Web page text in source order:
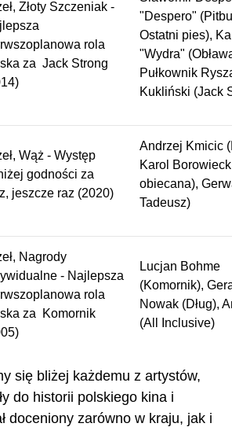
Złoty Szczeniak -
rola
za Jack Strong
"Despero"
Ostatni pies),
"Wydra"
Pułkownik
Kukliński (Jack
Wąż - Występ
godności za
jeszcze raz (2020)
Andrzej Kmicic
Karol
obiecana),
Tadeusz)
Nagrody
- Najlepsza
rola
za Komornik
Lucjan Bohme
(Komornik),
Nowak (Dług),
(All Inclusive)
się bliżej każdemu z artystów,
do historii polskiego kina i
doceniony zarówno w kraju, jak i